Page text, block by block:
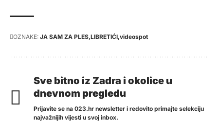
OZNAKE: JA SAM ZA PLES LIBRETIĆI videospot
Sve bitno iz Zadra i okolice u
dnevnom pregledu
Prijavite se na 023.hr newsletter i redovito primajte selekciju
najvažnijih vijesti u svoj inbox.